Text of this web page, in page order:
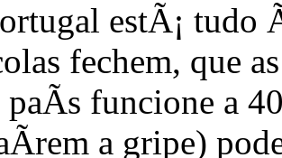
estÃ¡ tudo
fechem, que
paÃ­s funcione a
a gripe)